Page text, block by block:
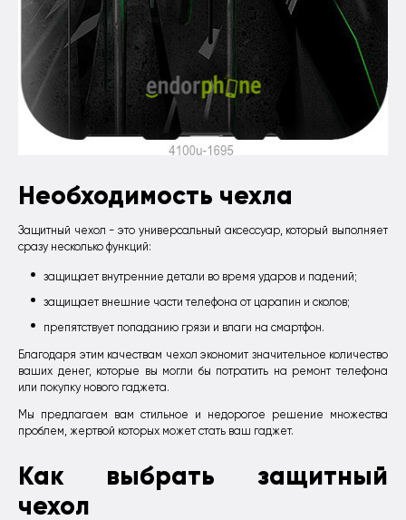
Необходимость чехла
Защитный чехол - это универсальный аксессуар, который выполняет
сразу несколько функций:
защищает внутренние детали во время ударов и падений;
защищает внешние части телефона от царапин и сколов;
препятствует попаданию грязи и влаги на смартфон.
Благодаря этим качествам чехол экономит значительное количество
ваших денег, которые вы могли бы потратить на ремонт телефона
или покупку нового гаджета.
Мы предлагаем вам стильное и недорогое решение множества
проблем, жертвой которых может стать ваш гаджет.
Как выбрать защитный
чехол